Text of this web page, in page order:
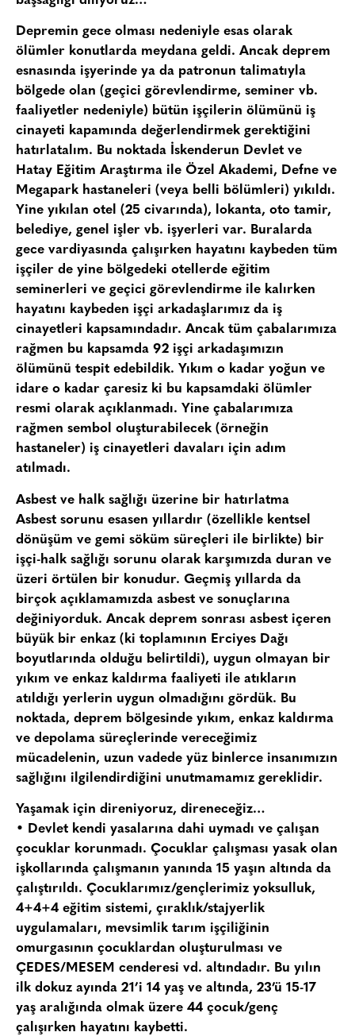
Depremin gece olması nedeniyle esas olarak
ölümler konutlarda meydana geldi. Ancak deprem
esnasında işyerinde ya da patronun talimatıyla
bölgede olan (geçici görevlendirme, seminer vb.
faaliyetler nedeniyle) bütün işçilerin ölümünü iş
cinayeti kapamında değerlendirmek gerektiğini
hatırlatalım. Bu noktada İskenderun Devlet ve
Hatay Eğitim Araştırma ile Özel Akademi, Defne ve
Megapark hastaneleri (veya belli bölümleri) yıkıldı.
Yine yıkılan otel (25 civarında), lokanta, oto tamir,
belediye, genel işler vb. işyerleri var. Buralarda
gece vardiyasında çalışırken hayatını kaybeden tüm
işçiler de yine bölgedeki otellerde eğitim
seminerleri ve geçici görevlendirme ile kalırken
hayatını kaybeden işçi arkadaşlarımız da iş
cinayetleri kapsamındadır. Ancak tüm çabalarımıza
rağmen bu kapsamda 92 işçi arkadaşımızın
ölümünü tespit edebildik. Yıkım o kadar yoğun ve
idare o kadar çaresiz ki bu kapsamdaki ölümler
resmi olarak açıklanmadı. Yine çabalarımıza
rağmen sembol oluşturabilecek (örneğin
hastaneler) iş cinayetleri davaları için adım
atılmadı.
Asbest ve halk sağlığı üzerine bir hatırlatma
Asbest sorunu esasen yıllardır (özellikle kentsel
dönüşüm ve gemi söküm süreçleri ile birlikte) bir
işçi-halk sağlığı sorunu olarak karşımızda duran ve
üzeri örtülen bir konudur. Geçmiş yıllarda da
birçok açıklamamızda asbest ve sonuçlarına
değiniyorduk. Ancak deprem sonrası asbest içeren
büyük bir enkaz (ki toplamının Erciyes Dağı
boyutlarında olduğu belirtildi), uygun olmayan bir
yıkım ve enkaz kaldırma faaliyeti ile atıkların
atıldığı yerlerin uygun olmadığını gördük. Bu
noktada, deprem bölgesinde yıkım, enkaz kaldırma
ve depolama süreçlerinde vereceğimiz
mücadelenin, uzun vadede yüz binlerce insanımızın
sağlığını ilgilendirdiğini unutmamamız gereklidir.
Yaşamak için direniyoruz, direneceğiz…
• Devlet kendi yasalarına dahi uymadı ve çalışan
çocuklar korunmadı. Çocuklar çalışması yasak olan
işkollarında çalışmanın yanında 15 yaşın altında da
çalıştırıldı. Çocuklarımız/gençlerimiz yoksulluk,
4+4+4 eğitim sistemi, çıraklık/stajyerlik
uygulamaları, mevsimlik tarım işçiliğinin
omurgasının çocuklardan oluşturulması ve
ÇEDES/MESEM cenderesi vd. altındadır. Bu yılın
ilk dokuz ayında 21’i 14 yaş ve altında, 23’ü 15-17
yaş aralığında olmak üzere 44 çocuk/genç
çalışırken hayatını kaybetti.